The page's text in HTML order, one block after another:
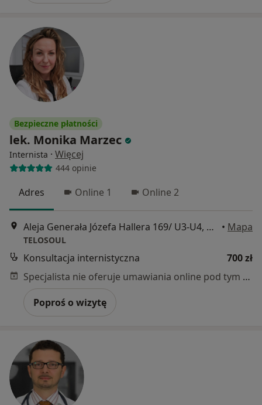
Bezpieczne płatności
lek. Monika Marzec
Internista · Więcej
444 opinie
Adres Online 1 Online 2
Aleja Generała Józefa Hallera 169/ U3-U4, Gdańsk • Mapa
TELOSOUL
Konsultacja internistyczna
700 zł
Specjalista nie oferuje umawiania online pod tym adresem.
Poproś o wizytę